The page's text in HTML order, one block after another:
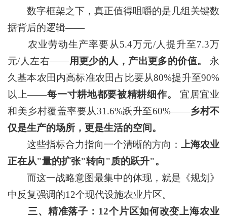
数字框架之下，真正值得咀嚼的是几组关键数
据背后的逻辑——
农业劳动生产率要从5.4万元/人提升至7.3万
元/人左右——用更少的人，产出更多的价值。
永
久基本农田内高标准农田占比要从80%提升至90%
以上——每一寸耕地都要被精耕细作。
宜居宜业
和美乡村覆盖率要从31.6%跃升至60%——乡村不
仅是生产的场所，更是生活的空间。
这些指标合力指向一个清晰的方向： 上海农业
正在从"量的扩张"转向"质的跃升"。
而这一战略意图最集中的体现，就是《规划》
中反复强调的12个现代设施农业片区。
三、精准落子：12个片区如何改变上海农业